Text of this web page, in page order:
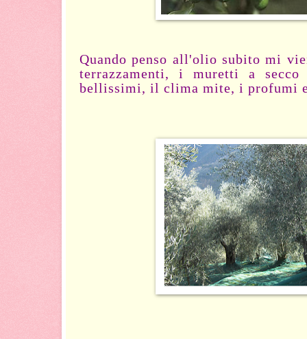
Quando penso all'olio subito mi
terrazzamenti, i muretti a
bellissimi, il clima mite, i profumi